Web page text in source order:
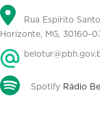
Rua Espírito
Horizonte, MG, 30160-
Spotify Rádio